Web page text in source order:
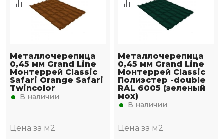
Металлочерепица
0,45 мм Grand Line
Монтеррей Classic
Safari Orange Safari
Twincolor
В наличии
Цена за м2
Металлочерепица
0,45 мм Grand Line
Монтеррей Classic
Полиэстер -double
RAL 6005 (зеленый
мох)
В наличии
Цена за м2